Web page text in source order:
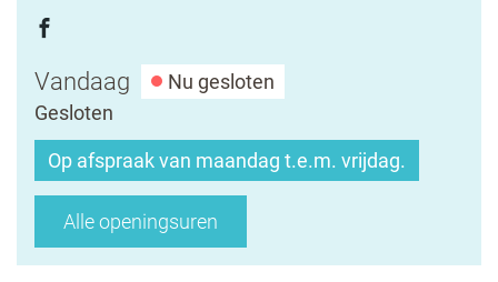
mail
Volg
opsport
Openingsuren
Vandaag
Nu gesloten
Gesloten
Op afspraak van maandag t.e.m. vrijdag.
Alle openingsuren
sport